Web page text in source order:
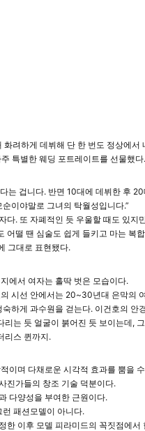
려하게 데뷔해 단 한 번도 정상에서
특별한 웨딩 포트레이트를 선물했다.
는 겁니다. 반면 10대에 데뷔한 후
이야말로 그녀의 탁월성입니다.”
다. 또 자폐적인 듯 우울할 때도 있
어떨 땐 심술도 쉽게 들키고 마는 복
그대로 표현됐다.
에서 여자는 홀딱 벗은 모습이다.
시선 안에서는 20~30년대 은막의
하게 과수원을 걷는다. 이건호의 안
는 듯 얼굴이 붉어진 듯 보이는데,
리스 퀸까지.
이며 다채로운 시각적 효과를 뿜을
진가들의 창조 기술 덕분이다.
다양성을 부여한 근원이다.
패션모델이 아니다.
한 이후 모델 피라미드의 꼭짓점에서